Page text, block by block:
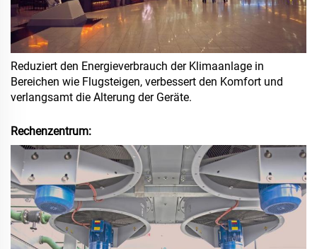
Reduziert den Energieverbrauch der Klimaanlage in
Bereichen wie Flugsteigen, verbessert den Komfort und
verlangsamt die Alterung der Geräte.
Rechenzentrum: